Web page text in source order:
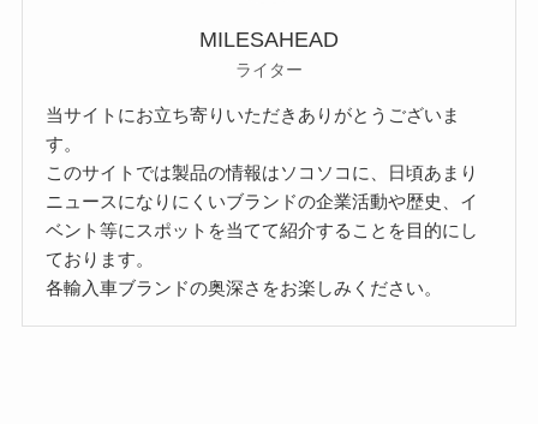
MILESAHEAD
ライター
当サイトにお立ち寄りいただきありがとうございま
す。
このサイトでは製品の情報はソコソコに、日頃あまり
ニュースになりにくいブランドの企業活動や歴史、イ
ベント等にスポットを当てて紹介することを目的にし
ております。
各輸入車ブランドの奥深さをお楽しみください。